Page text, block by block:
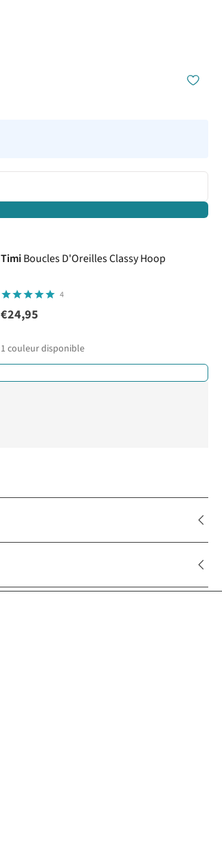
TimiBoucles D'Oreilles Classy Hoop
4
€24,95
1 couleur disponible